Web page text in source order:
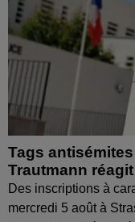
Tags
Trautmann réagit
Des inscriptions à
mercredi 5 août à